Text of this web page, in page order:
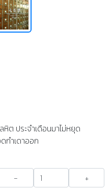
หิต ประจำเดือนมาไม่หยุด
กำเดาออก
- +